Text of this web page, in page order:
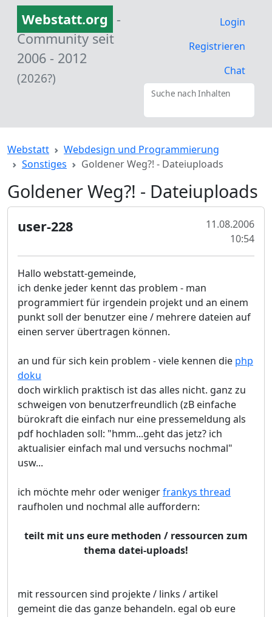
Webstatt.org -
Community seit
2006 - 2012
(2026?)
Login
Registrieren
Chat
Suche nach Inhalten
Webstatt
Webdesign und Programmierung
Sonstiges
Goldener Weg?! - Dateiuploads
Goldener Weg?! - Dateiuploads
user-228
11.08.2006
10:54
Hallo webstatt-gemeinde,
ich denke jeder kennt das problem - man
programmiert für irgendein projekt und an einem
punkt soll der benutzer eine / mehrere dateien auf
einen server übertragen können.
an und für sich kein problem - viele kennen die php
doku
doch wirklich praktisch ist das alles nicht. ganz zu
schweigen von benutzerfreundlich (zB einfache
bürokraft die einfach nur eine pressemeldung als
pdf hochladen soll: "hmm...geht das jetz? ich
aktualisier einfach mal und versuchs nochmal"
usw...
ich möchte mehr oder wenigerfrankys thread
raufholen und nochmal alle auffordern:
teilt mit uns eure methoden / ressourcen zum
thema datei-uploads!
mit ressourcen sind projekte / links / artikel
gemeint die das ganze behandeln. egal ob eure